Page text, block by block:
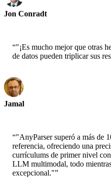
Jon Conradt
“"¡Es mucho mejor que otras
de datos pueden triplicar sus
Jamal
“"AnyParser superó a más de
referencia, ofreciendo una
currículums de primer nivel
LLM multimodal, todo
excepcional."”